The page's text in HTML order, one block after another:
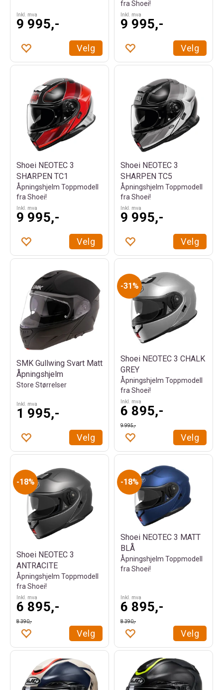
Inkl. mva
9 995,-
Velg
fra Shoei!
Inkl. mva
9 995,-
Velg
Shoei NEOTEC 3
SHARPEN TC1
Åpningshjelm Toppmodell
fra Shoei!
Inkl. mva
9 995,-
Velg
Shoei NEOTEC 3
SHARPEN TC5
Åpningshjelm Toppmodell
fra Shoei!
Inkl. mva
9 995,-
Velg
SMK Gullwing Svart Matt
Åpningshjelm
Store Størrelser
Inkl. mva
1 995,-
Velg
31%
Shoei NEOTEC 3 CHALK
GREY
Åpningshjelm Toppmodell
fra Shoei!
Inkl. mva
6 895,-
9 995,-
Velg
18%
Shoei NEOTEC 3
ANTRACITE
Åpningshjelm Toppmodell
fra Shoei!
Inkl. mva
6 895,-
8 390,-
Velg
18%
Shoei NEOTEC 3 MATT
BLÅ
Åpningshjelm Toppmodell
fra Shoei!
Inkl. mva
6 895,-
8 390,-
Velg